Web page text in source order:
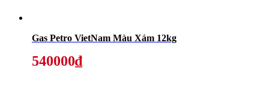
Gas Petro VietNam Màu Xám 12kg
540000₫